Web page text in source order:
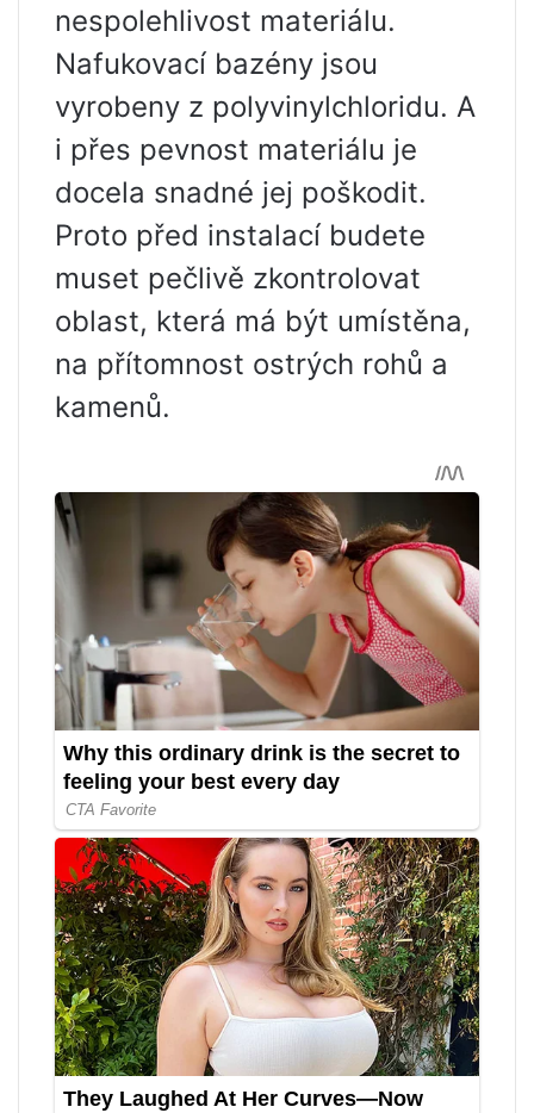
nespolehlivost materiálu.
Nafukovací bazény jsou
vyrobeny z polyvinylchloridu. A
i přes pevnost materiálu je
docela snadné jej poškodit.
Proto před instalací budete
muset pečlivě zkontrolovat
oblast, která má být umístěna,
na přítomnost ostrých rohů a
kamenů.